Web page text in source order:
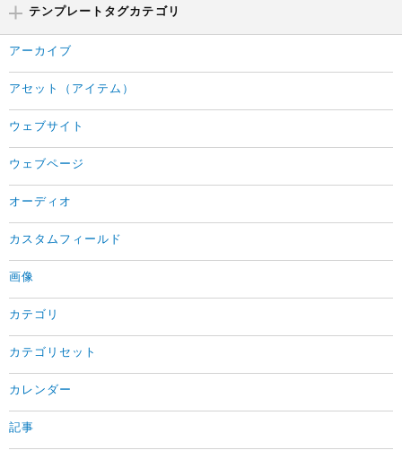
テンプレートタグカテゴリ
アーカイブ
アセット（アイテム）
ウェブサイト
ウェブページ
オーディオ
カスタムフィールド
画像
カテゴリ
カテゴリセット
カレンダー
記事